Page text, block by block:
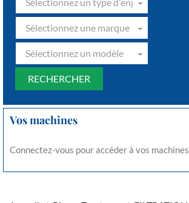
Sélectionnez une marque
Sélectionnez un modèle
Vos machines
Connectez-vous pour accéder à vos machines